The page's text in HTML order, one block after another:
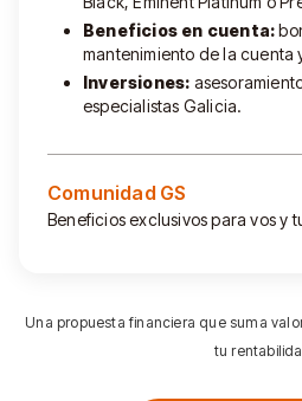
Beneficios en cuenta:
mantenimiento de la cuenta
Inversiones:
especialistas Galicia.
Comunidad GS
Beneficios exclusivos para vos y
Una propuesta financiera que suma
tu